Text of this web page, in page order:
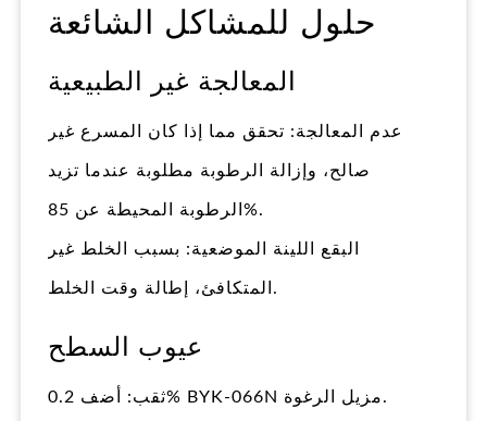
حلول للمشاكل الشائعة
المعالجة غير الطبيعية
عدم المعالجة: تحقق مما إذا كان المسرع غير
صالح، وإزالة الرطوبة مطلوبة عندما تزيد
الرطوبة المحيطة عن 85%.
البقع اللينة الموضعية: بسبب الخلط غير
المتكافئ، إطالة وقت الخلط.
عيوب السطح
ثقب: أضف 0.2% BYK-066N مزيل الرغوة.